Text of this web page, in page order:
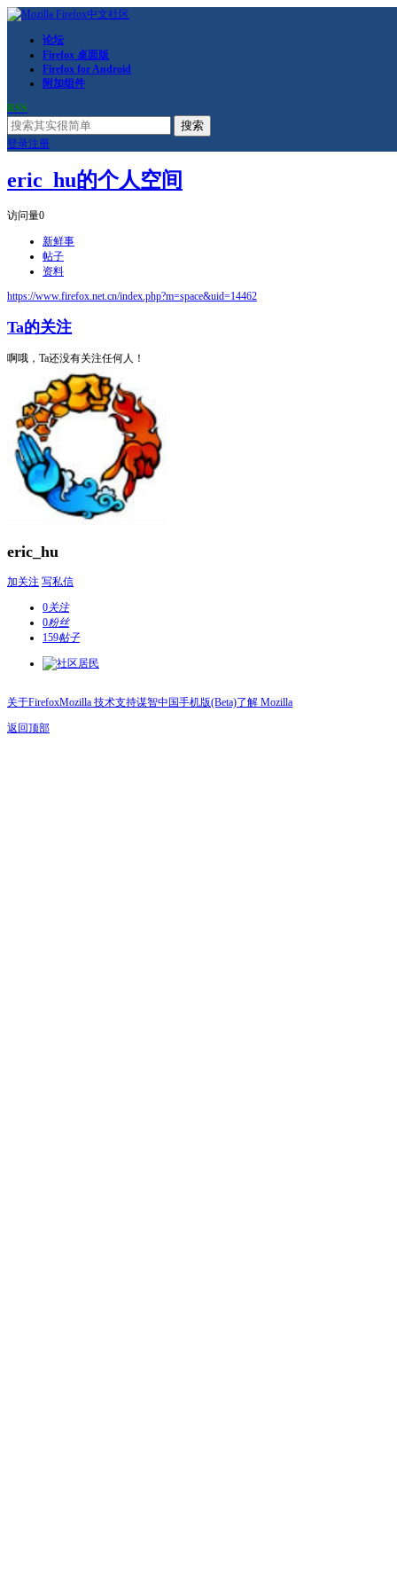
论坛
Firefox 桌面版
Firefox for Android
附加组件
RSS
搜索
登录注册
eric_hu的个人空间
访问量0
新鲜事
帖子
资料
https://www.firefox.net.cn/index.php?m=space&uid=14462
Ta的关注
啊哦，Ta还没有关注任何人！
eric_hu
加关注 写私信
0关注
0粉丝
159帖子
关于FirefoxMozilla 技术支持谋智中国手机版(Beta)了解 Mozilla
返回顶部